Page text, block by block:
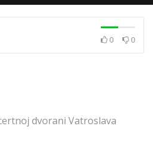
0 0
dvorani Vatroslava